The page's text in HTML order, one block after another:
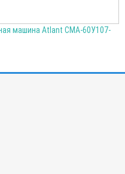
машина Atlant СМА-60У107-